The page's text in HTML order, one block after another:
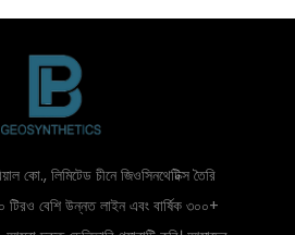
কো., লিমিটেড চীনে জিওসিনথেটিক্স তৈরি
টিরও বেশি উন্নত লাইন এবং বার্ষিক ৩০০+